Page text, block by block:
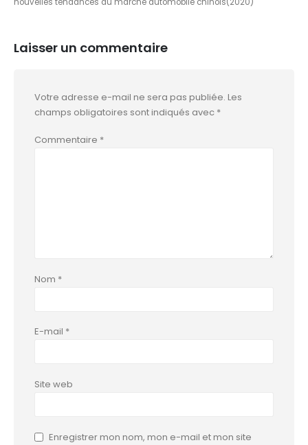
Laisser un commentaire
Votre adresse e-mail ne sera pas publiée. Les
champs obligatoires sont indiqués avec *
Commentaire *
Nom *
E-mail *
Site web
Enregistrer mon nom, mon e-mail et mon site